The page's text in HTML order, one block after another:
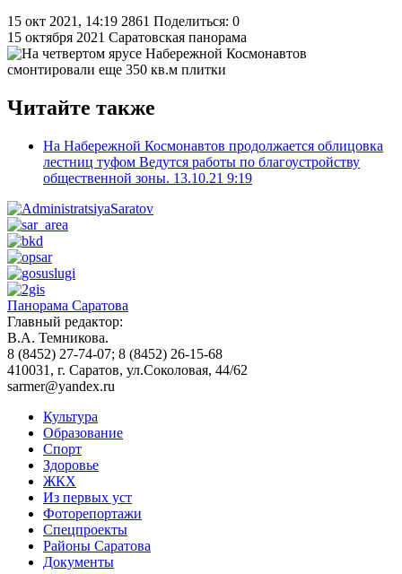
15 окт 2021, 14:19 2861 Поделиться: 0
15 октября 2021 Саратовская панорама
Читайте также
На Набережной Космонавтов продолжается облицовка
лестниц туфом Ведутся работы по благоустройству
общественной зоны. 13.10.21 9:19
Панорама Саратова
Главный редактор:
В.А. Темникова.
8 (8452) 27-74-07; 8 (8452) 26-15-68
410031, г. Саратов, ул.Соколовая, 44/62
sarmer@yandex.ru
Культура
Образование
Спорт
Здоровье
ЖКХ
Из пеpвых уст
Фоторепортажи
Спецпроекты
Районы Саратова
Документы